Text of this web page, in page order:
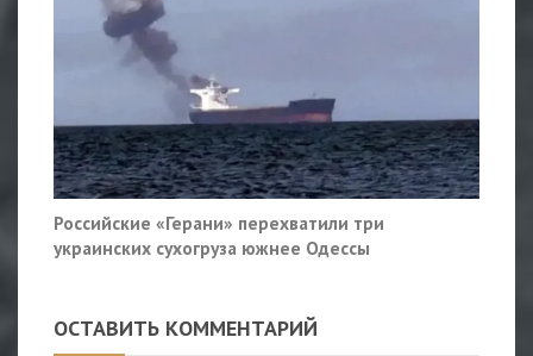
Российские «Герани» перехватили три
украинских сухогруза южнее Одессы
ОСТАВИТЬ КОММЕНТАРИЙ